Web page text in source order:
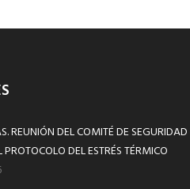
REUNIÓN DEL COMITÉ DE
DEL ESTRÉS TÉRMICO